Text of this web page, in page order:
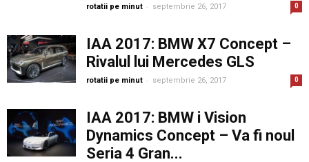
rotatii pe minut - septembrie 26, 2017 0
IAA 2017: BMW X7 Concept –
Rivalul lui Mercedes GLS
rotatii pe minut - septembrie 26, 2017 0
IAA 2017: BMW i Vision
Dynamics Concept – Va fi noul
Seria 4 Gran...